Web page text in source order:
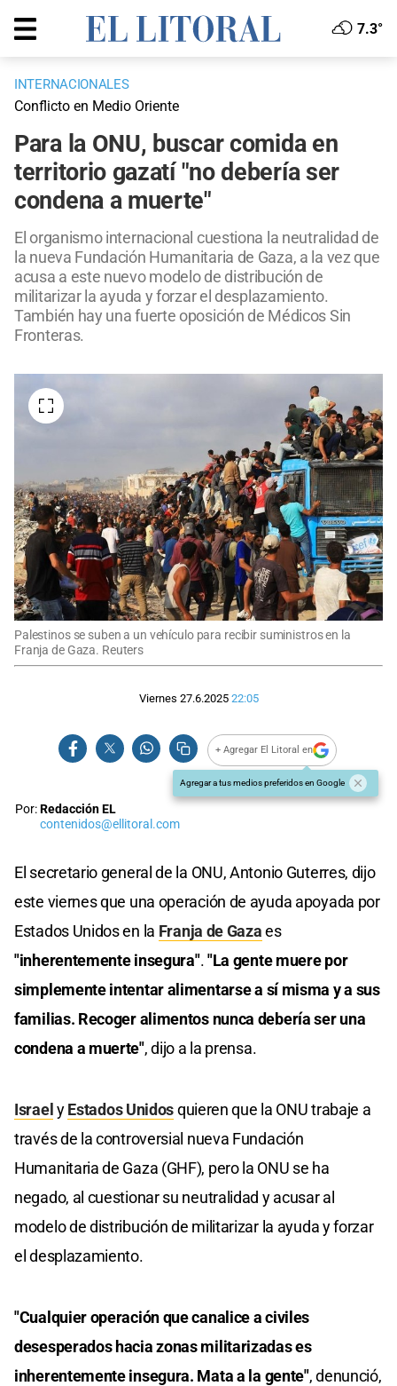
7.3°
INTERNACIONALES
Conflicto en Medio Oriente
Para la ONU, buscar comida en
territorio gazatí "no debería ser
condena a muerte"
El organismo internacional cuestiona la neutralidad de
la nueva Fundación Humanitaria de Gaza, a la vez que
acusa a este nuevo modelo de distribución de
militarizar la ayuda y forzar el desplazamiento.
También hay una fuerte oposición de Médicos Sin
Fronteras.
Palestinos se suben a un vehículo para recibir suministros en la
Franja de Gaza. Reuters
Viernes 27.6.2025 22:05
+ Agregar El Litoral en
Agregar a tus medios preferidos en Google
Por:Redacción EL
contenidos@ellitoral.com
El secretario general de la ONU, Antonio Guterres, dijo
este viernes que una operación de ayuda apoyada por
Estados Unidos en la Franja de Gazaes
"inherentemente insegura"."La gente muere por
simplemente intentar alimentarse a sí misma y a sus
familias. Recoger alimentos nunca debería ser una
condena a muerte", dijo a la prensa.
IsraelyEstados Unidosquieren que la ONU trabaje a
través de la controversial nueva Fundación
Humanitaria de Gaza (GHF), pero la ONU se ha
negado, al cuestionar su neutralidad y acusar al
modelo de distribución de militarizar la ayuda y forzar
el desplazamiento.
"Cualquier operación que canalice a civiles
desesperados hacia zonas militarizadas es
inherentemente insegura. Mata a la gente", denunció,